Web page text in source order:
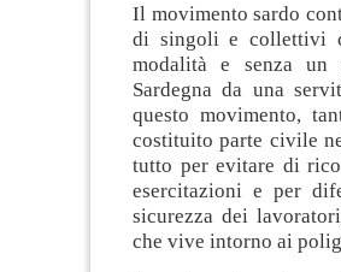
Il movimento sardo
di singoli e collettivi
modalità e senza un
Sardegna da una
questo movimento,
costituito parte civile
tutto per evitare di
esercitazioni e per
sicurezza dei
che vive intorno ai